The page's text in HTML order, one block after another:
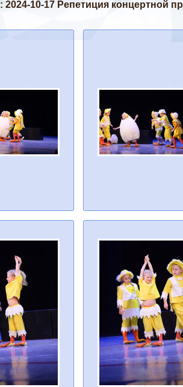
: 2024-10-17 Репетиция концертной